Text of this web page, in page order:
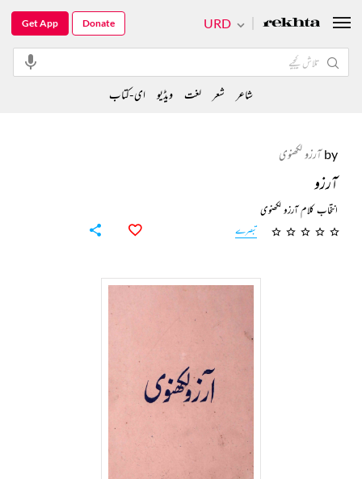
byآرزو لکھنوی
آرزو
انتخاب کلام آرزو لکھنوی
تبصرے
URD
Get App Donate
شاعر شعر لغت ویڈیو ای-کتاب